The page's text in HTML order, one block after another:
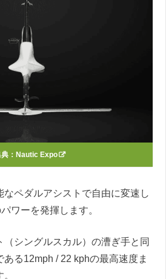
： Nautic Expo
なペダルアシストで自由に変速し
ワーを発揮します。
（シングルスカル）の漕ぎ手と同
ある12mph / 22 kphの最高速度ま